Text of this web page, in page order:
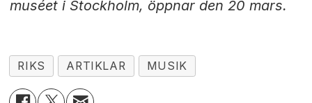
muséet i Stockholm, öppnar den 20 mars.
RIKS ARTIKLAR MUSIK